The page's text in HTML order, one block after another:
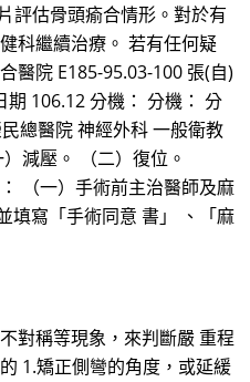
評估骨頭瘉合情形。對於有
科繼續治療。 若有任何疑
醫院 E185-95.03-100 張(自)
106.12 分機： 分機： 分
總醫院 神經外科 一般衛教
減壓。 （二）復位。
（一）手術前主治醫師及麻
填寫「手術同意 書」 、「麻
對稱等現象，來判斷嚴 重程
1.矯正側彎的角度，或延緩